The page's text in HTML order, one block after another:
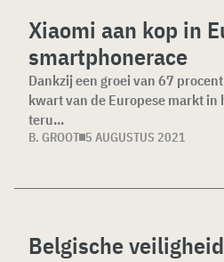
Xiaomi aan kop in
smartphonerace
Dankzij een groei van 67
kwart van de Europese markt in
teru...
B. GROOT 5 AUGUSTUS 2021
Belgische